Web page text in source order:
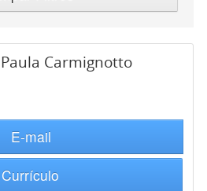
Carmignotto
E-mail
Currículo